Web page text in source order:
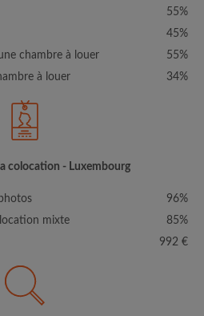
55%
45%
chambre à louer
55%
à louer
34%
colocation - Luxembourg
96%
mixte
85%
992 €